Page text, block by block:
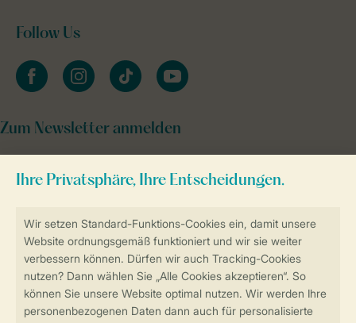
Sicher und schnell zur Online-Buchung
Sichere Datenübertragung
Follow Us
facebookinstagramtiktok youtube
Zum Newsletter anmelden